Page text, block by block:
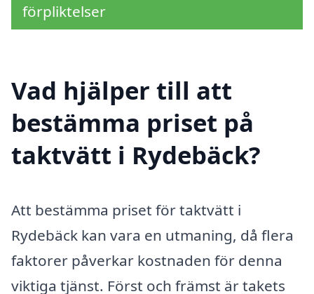
förpliktelser
Vad hjälper till att
bestämma priset på
taktvätt i Rydebäck?
Att bestämma priset för taktvätt i
Rydebäck kan vara en utmaning, då flera
faktorer påverkar kostnaden för denna
viktiga tjänst. Först och främst är takets